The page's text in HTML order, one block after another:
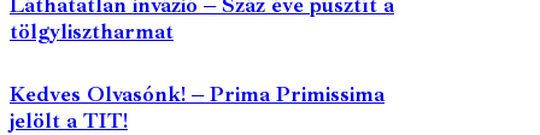
tölgylisztharmat
Kedves Olvasónk! – Prima Primissima
jelölt a TIT!